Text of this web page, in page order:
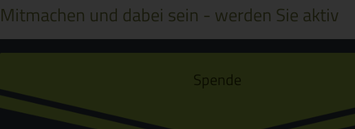
Mitmachen und dabei sein - werden Sie aktiv
Spende